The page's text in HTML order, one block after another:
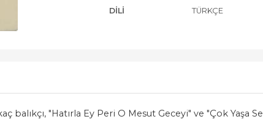
DILI
TÜRKÇE
"Hatırla Ey Peri O Mesut Geceyi" ve "Çok Yaşa